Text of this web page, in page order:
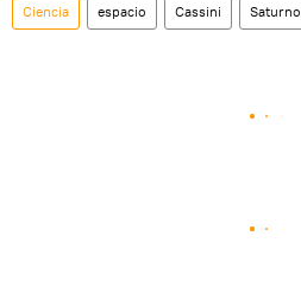
Ciencia espacio Cassini Saturno